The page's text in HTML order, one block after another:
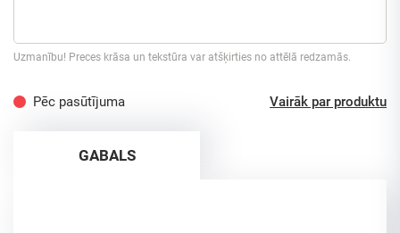
Uzmanību! Preces krāsa un tekstūra var atšķirties no attēlā redzamās.
Pēc pasūtījuma Vairāk par produktu
GABALS